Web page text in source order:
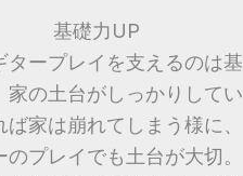
基礎力UP
タープレイを支えるのは基
家の土台がしっかりしてい
ば家は崩れてしまう様に、
のプレイでも土台が大切。